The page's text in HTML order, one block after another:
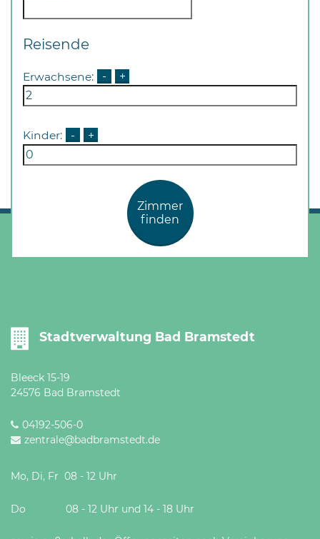
Reisende
Erwachsene: - +
Kinder: - +
Zimmer
finden
Stadtverwaltung Bad Bramstedt
Bleeck 15-19
24576 Bad Bramstedt
04192-506-0
zentrale@badbramstedt.de
Mo, Di, Fr 08 - 12 Uhr
Do 08 - 12 Uhr und 14 - 18 Uhr